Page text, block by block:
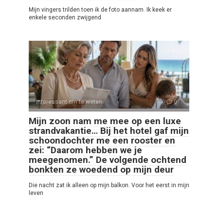
Mijn vingers trilden toen ik de foto aannam. Ik keek er
enkele seconden zwijgend
Interessant om te weten 0
Mijn zoon nam me mee op een luxe
strandvakantie… Bij het hotel gaf mijn
schoondochter me een rooster en
zei: “Daarom hebben we je
meegenomen.” De volgende ochtend
bonkten ze woedend op mijn deur
Die nacht zat ik alleen op mijn balkon. Voor het eerst in mijn
leven